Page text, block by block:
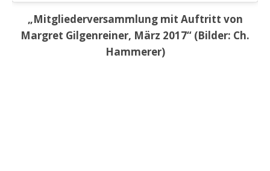
„Mitgliederversammlung mit Auftritt von
Margret Gilgenreiner, März 2017“ (Bilder: Ch.
Hammerer)